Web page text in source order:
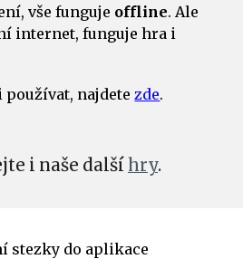
vše funguje offline. Ale
internet, funguje hra i
používat, najdete zde.
i naše další hry.
stezky do aplikace